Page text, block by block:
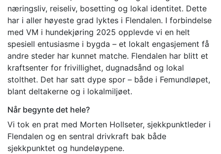
næringsliv, reiseliv, bosetting og lokal identitet. Dette
har i aller høyeste grad lyktes i Flendalen. I forbindelse
med VM i hundekjøring 2025 opplevde vi en helt
spesiell entusiasme i bygda – et lokalt engasjement få
andre steder har kunnet matche. Flendalen har blitt et
kraftsenter for frivillighet, dugnadsånd og lokal
stolthet. Det har satt dype spor – både i Femundløpet,
blant deltakerne og i lokalmiljøet.
Når begynte det hele?
Vi tok en prat med Morten Hollseter, sjekkpunktleder i
Flendalen og en sentral drivkraft bak både
sjekkpunktet og hundeløypene.